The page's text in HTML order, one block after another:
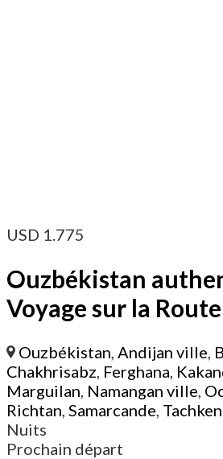
USD 1.775
Ouzbékistan
Voyage sur la
Ouzbékistan Andijan ville
Chakhrisabz Ferghana
Marguilan Namangan ville
Richtan Samarcande
Nuits
Prochain départ